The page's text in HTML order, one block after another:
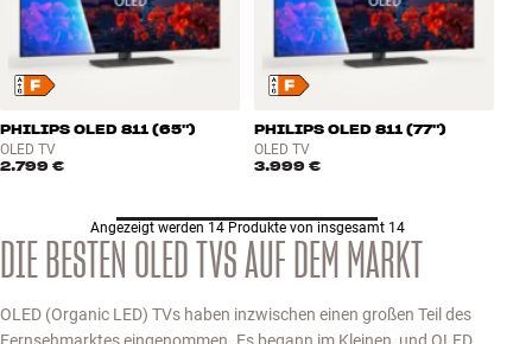
PHILIPS OLED 811 (65")
OLED TV
2.799 €
PHILIPS OLED 811 (77")
OLED TV
3.999 €
Angezeigt werden 14 Produkte von insgesamt 14
DIE BESTEN OLED TVS AUF DEM MARKT
OLED (Organic LED) TVs haben inzwischen einen großen Teil des